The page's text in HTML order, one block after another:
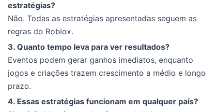
estratégias?
Não. Todas as estratégias apresentadas seguem as
regras do Roblox.
3. Quanto tempo leva para ver resultados?
Eventos podem gerar ganhos imediatos, enquanto
jogos e criações trazem crescimento a médio e longo
prazo.
4. Essas estratégias funcionam em qualquer país?